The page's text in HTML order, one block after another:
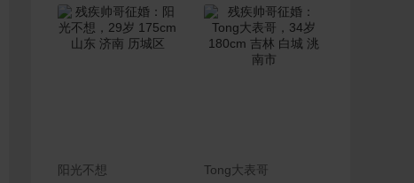
联系Ta
阳光不想 联系Ta
Tong大表哥